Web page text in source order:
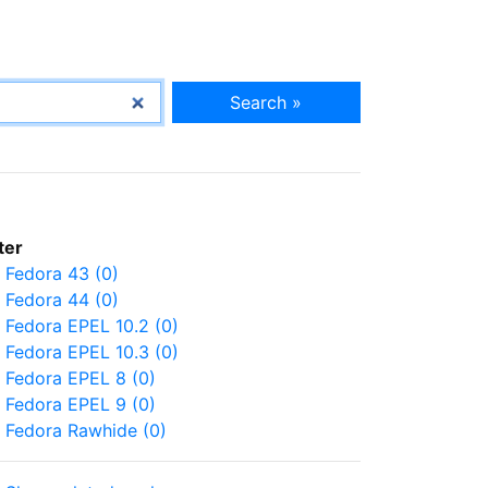
Search »
Fedora 43 (0)
Fedora 44 (0)
Fedora EPEL 10.2 (0)
Fedora EPEL 10.3 (0)
Fedora EPEL 8 (0)
Fedora EPEL 9 (0)
Fedora Rawhide (0)